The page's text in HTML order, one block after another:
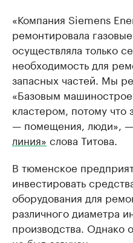
«Компания Siemens
ремонтировала
осуществляла только
необходимость для
запасных частей. Мы
«Базовым
кластером, потому что
— помещения, люди»,
линия» слова Титова.
В тюменское
инвестировать
оборудования для
различного диаметра
производства. Однако